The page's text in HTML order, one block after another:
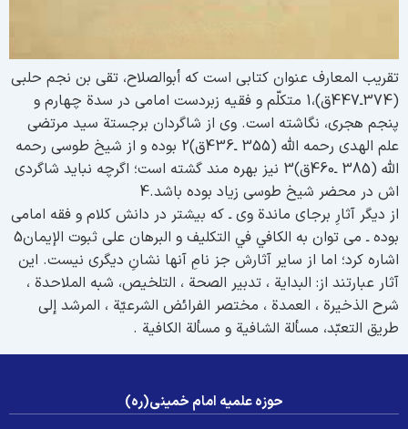
المعارف عنوان کتابی است که أبوالصلاح، تقی بن نجم حلبی
(374ـ447ق)،1 متکلّم و فقیه زبردست امامی در سدة چهارم و
هجری، نگاشته است. وی از شاگردان برجستة سید مرتضی
علم الهدى رحمه الله (355 ـ436ق)2 بوده و از شیخ طوسی رحمه
الله (385 ـ460ق)3 نیز بهره مند گشته است؛ اگرچه نباید شاگردی
در محضر شیخ طوسی زیاد بوده باشد.4
دیگر آثارِ برجای ماندة وی ـ که بیشتر در دانش کلام و فقه امامی
بوده ـ می توان به الکافي في التکلیف و البرهان على ثبوت الإیمان5
کرد؛ اما از سایر آثارش جز نامِ آنها نشانِ دیگری نیست. این
عبارتند از: البدایة ، تدبیر الصحة ، التلخیص، شبه الملاحدة ،
الذخیرة ، العمدة ، مختصر الفرائض الشرعیّة ، المرشد إلى
التعبّد، مسألة الشافیة و مسألة الکافیة .
حوزه علمیه امام خمینی(ره)